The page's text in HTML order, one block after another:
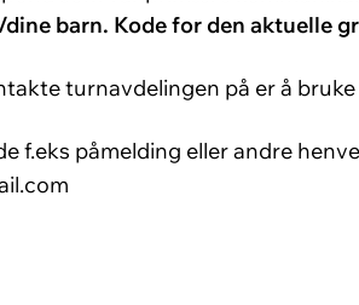
barn. Kode for den aktuelle
turnavdelingen på er å
f.eks påmelding eller andre